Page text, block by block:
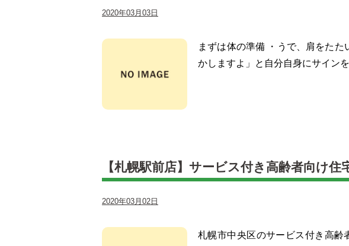
2020年03月03日
まずは体の準備 ・うで、肩をた
かしますよ」と自分自身にサイン
【札幌駅前店】サービス付き高齢者向け住
2020年03月02日
札幌市中央区のサービス付き高齢